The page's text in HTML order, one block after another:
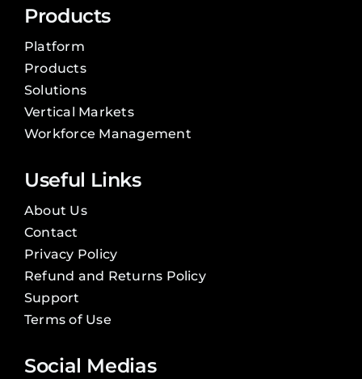
Products
Platform
Products
Solutions
Vertical Markets
Workforce Management
Useful Links
About Us
Contact
Privacy Policy
Refund and Returns Policy
Support
Terms of Use
Social Medias